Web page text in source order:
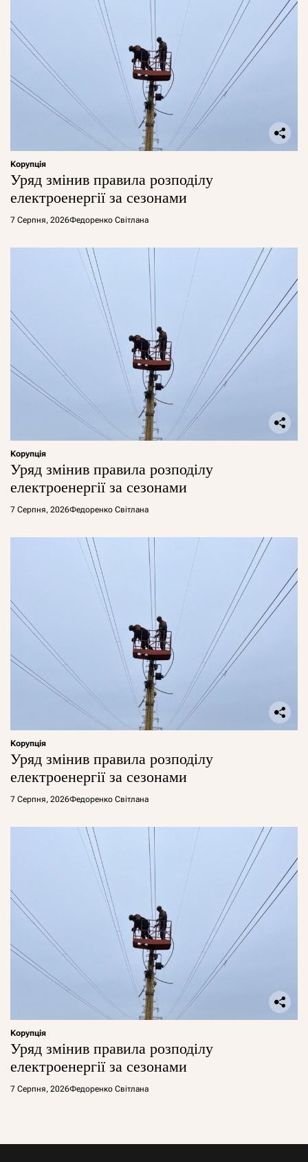
Корупція
Уряд змінив правила розподілу
електроенергії за сезонами
7 Серпня, 2026Федоренко Світлана
Корупція
Уряд змінив правила розподілу
електроенергії за сезонами
7 Серпня, 2026Федоренко Світлана
Корупція
Уряд змінив правила розподілу
електроенергії за сезонами
7 Серпня, 2026Федоренко Світлана
Корупція
Уряд змінив правила розподілу
електроенергії за сезонами
7 Серпня, 2026Федоренко Світлана